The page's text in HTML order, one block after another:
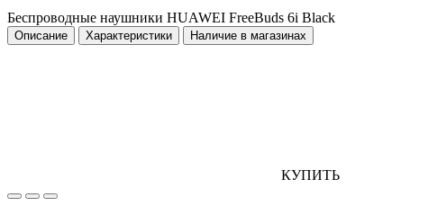
Беспроводные наушники HUAWEI FreeBuds 6i Black
Описание Характеристики Наличие в магазинах
КУПИТЬ